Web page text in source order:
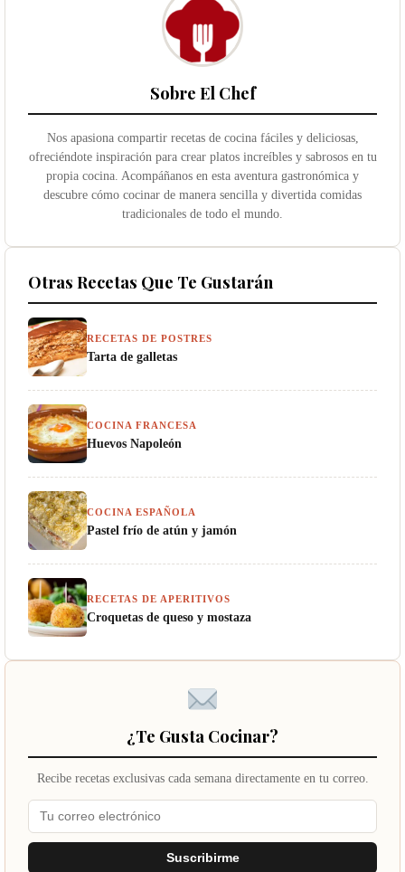
Sobre El Chef
Nos apasiona compartir recetas de cocina fáciles y deliciosas,
ofreciéndote inspiración para crear platos increíbles y sabrosos en tu
propia cocina. Acompáñanos en esta aventura gastronómica y
descubre cómo cocinar de manera sencilla y divertida comidas
tradicionales de todo el mundo.
Otras Recetas Que Te Gustarán
RECETAS DE POSTRES
Tarta de galletas
COCINA FRANCESA
Huevos Napoleón
COCINA ESPAÑOLA
Pastel frío de atún y jamón
RECETAS DE APERITIVOS
Croquetas de queso y mostaza
¿Te Gusta Cocinar?
Recibe recetas exclusivas cada semana directamente en tu correo.
Suscribirme